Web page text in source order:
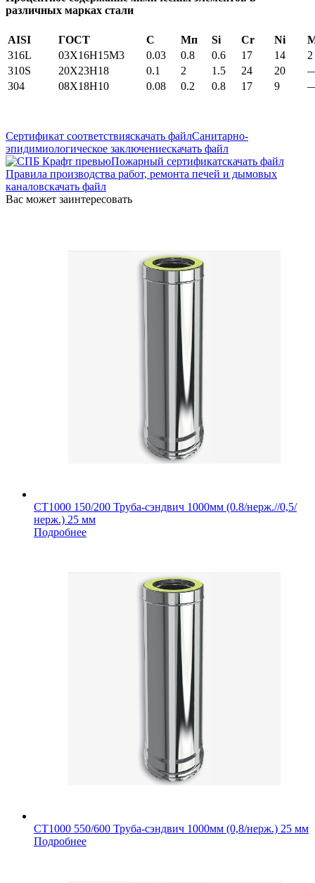
различных марках стали
AISI ГОСТ С Мп Si Cr Ni
316L
03X16H15M3 0.03 0.8 0.6 17 14
2
310S
20Х23Н18 0.1 2 1.5 24 20
304
08Х18Н10 0.08 0.2 0.8 17 9
Сертификат соответствияскачать файлСанитарно-
эпидимиологическое заключениескачать файл
Пожарный сертификатскачать файл
Правила производства работ, ремонта печей и дымовых
каналовскачать файл
Вас может заинтересовать
СТ1000 150/200 Труба-сэндвич 1000мм (0.8/нерж.//0,5/
нерж.) 25 мм
Подробнее
СТ1000 550/600 Труба-сэндвич 1000мм (0,8/нерж.) 25 мм
Подробнее